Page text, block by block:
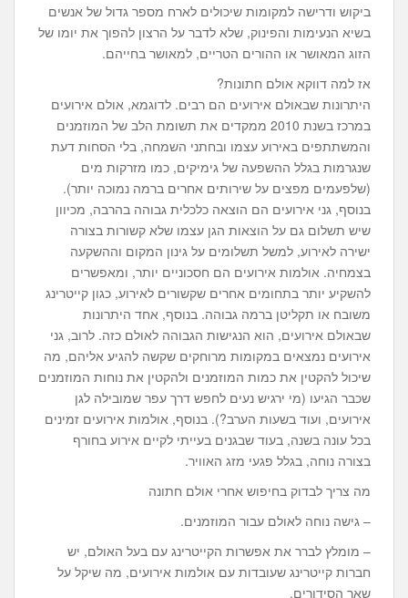
ביקוש ודרישה למקומות שיכולים לארח מספר גדול של אנשים
בשיא הנעימות והפינוק, שלא לדבר על הרצון להפוך את יומו של
הזוג המאושר או ההורים הטריים, למאושר בחייהם.
אז למה דווקא אולם חתונות?
היתרונות שבאולם אירועים הם רבים. לדוגמא, אולם אירועים
במרכז בשנת 2010 ממקדים את תשומת הלב של המוזמנים
והמשתתפים באירוע עצמו ובחתני השמחה, בלי הסחות דעת
שנגרמות בגלל ההשפעה של גימיקים, כמו מזרקות מים
(שלפעמים מפצים על שירותים אחרים ברמה נמוכה יותר).
בנוסף, גני אירועים הם הוצאה כלכלית גבוהה בהרבה, מכיוון
שיש תשלום גם על הוצאות הגן עצמו שלא קשורות בצורה
ישירה לאירוע, למשל תשלומים על גינון המקום וההשקעה
בצמחיה. אולמות אירועים הם חסכוניים יותר, ומאפשרים
להשקיע יותר בתחומים אחרים שקשורים לאירוע, כגון קייטרינג
משובח או תקליטן ברמה גבוהה. בנוסף, אחד היתרונות
שבאולם אירועים, הוא הנגישות הגבוהה לאולם כזה. לרוב, גני
אירועים נמצאים במקומות מרוחקים שקשה להגיע אליהם, מה
שיכול להקטין את כמות המוזמנים ולהקטין את נוחות המוזמנים
שכבר הגיעו (מי ירגיש נעים לחפש דרך עפר שמובילה לגן
אירועים, ועוד בשעות הערב?). בנוסף, אולמות אירועים זמינים
בכל עונה בשנה, בעוד שבגנים בעייתי לקיים אירוע בחורף
בצורה נוחה, בגלל פגעי מזג האוויר.
מה צריך לבדוק בחיפוש אחרי אולם חתונה
– גישה נוחה לאולם עבור המוזמנים.
– מומלץ לברר את אפשרות הקייטרינג עם בעל האולם, יש
חברות קייטרינג שעובדות עם אולמות אירועים, מה שיקל על
שאר הסידורים.